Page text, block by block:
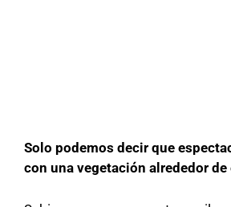
Solo podemos decir que
con una vegetación alrededor